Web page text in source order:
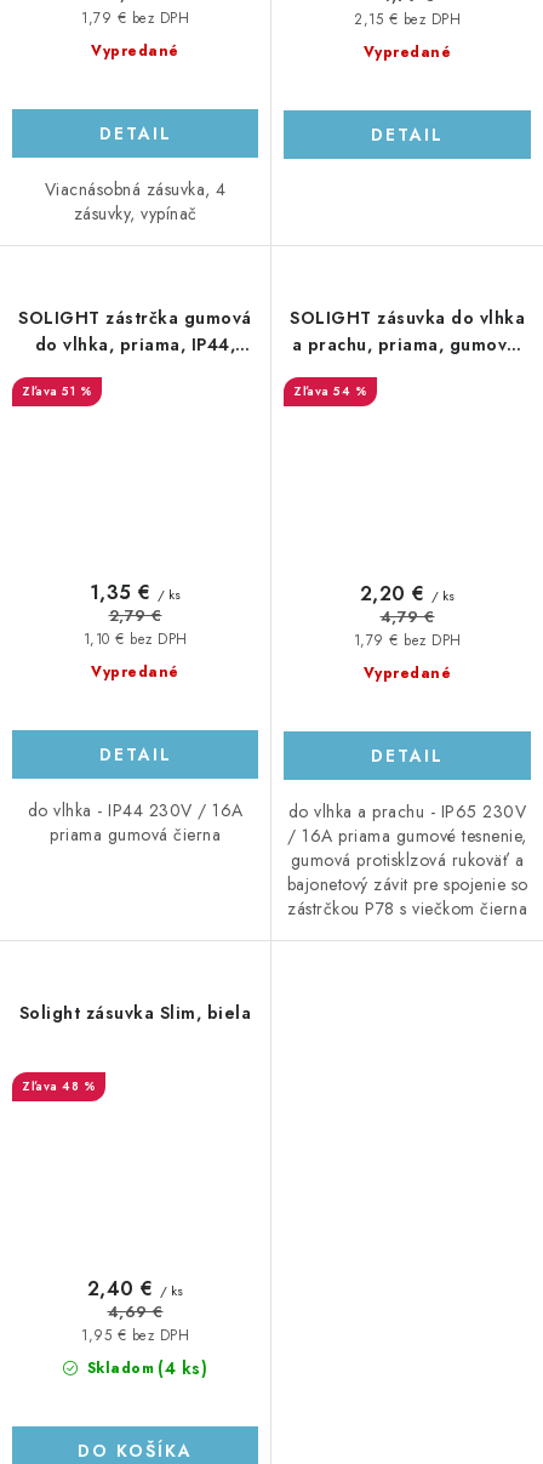
Vypredané
1,79 € bez DPH
DETAIL
Viacnásobná zásuvka, 4
zásuvky, vypínač
Vypredané
2,15 € bez DPH
DETAIL
SOLIGHT zástrčka gumová
do vlhka, priama, IP44,
51 %
Vypredané
1,10 € bez DPH
1,35 € / ks
2,79 €
DETAIL
do vlhka - IP44 230V / 16A
priama gumová čierna
SOLIGHT zásuvka do vlhka
a prachu, priama, gumová,
54 %
Vypredané
1,79 € bez DPH
2,20 € / ks
4,79 €
DETAIL
do vlhka a prachu - IP65 230V
/ 16A priama gumové tesnenie,
gumová protisklzová rukoväť a
bajonetový závit pre spojenie so
zástrčkou P78 s viečkom čierna
Solight zásuvka Slim, biela
48 %
Skladom (4 ks)
1,95 € bez DPH
2,40 € / ks
4,69 €
DO KOŠÍKA